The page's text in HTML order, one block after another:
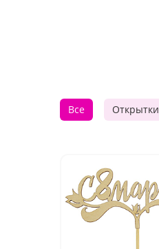
Все Открытки